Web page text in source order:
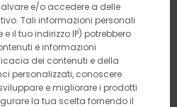
e/o accedere a delle
Tali informazioni personali
il tuo indirizzo IP) potrebbero
e informazioni
dei contenuti e della
personalizzati, conoscere
e migliorare i prodotti
la tua scelta fornendo il